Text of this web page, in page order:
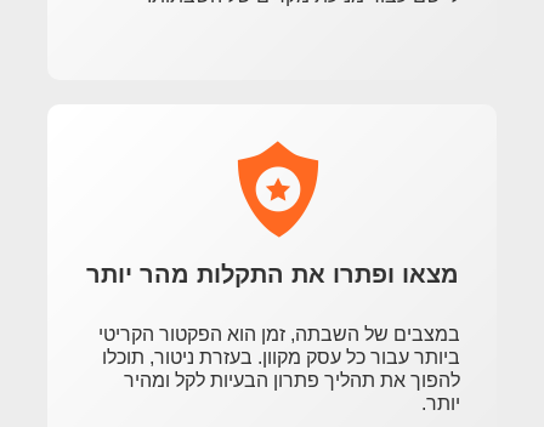
מצאו ופתרו את התקלות מהר יותר
במצבים של השבתה, זמן הוא הפקטור הקריטי
ביותר עבור כל עסק מקוון. בעזרת ניטור, תוכלו
להפוך את תהליך פתרון הבעיות לקל ומהיר
יותר.